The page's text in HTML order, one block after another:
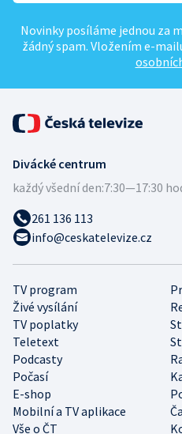
Novinky posíláme jednou za
žádný spam. Vložením e-